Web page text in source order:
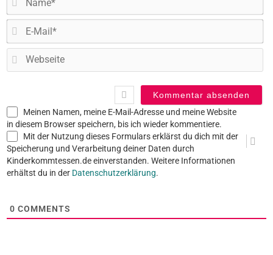
Meinen Namen, meine E-Mail-Adresse und meine Website
in diesem Browser speichern, bis ich wieder kommentiere.
Mit der Nutzung dieses Formulars erklärst du dich mit der
Speicherung und Verarbeitung deiner Daten durch
Kinderkommtessen.de einverstanden. Weitere Informationen
erhältst du in der Datenschutzerklärung.
0 COMMENTS